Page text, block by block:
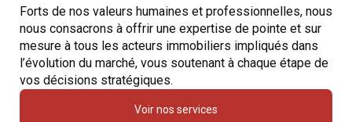
Forts de nos valeurs humaines et professionnelles, nous
nous consacrons à offrir une expertise de pointe et sur
mesure à tous les acteurs immobiliers impliqués dans
l’évolution du marché, vous soutenant à chaque étape de
vos décisions stratégiques.
Voir nos services